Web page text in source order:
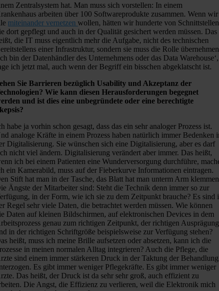
Zentralsystem hat. Man muss sich vorstellen: In einem
arbeiten über 100 Softwareprodukte zusammen. Wenn wir
miteinander vernetzenwollen, hätten wir hunderte von
dort gepflegt und auch in der Qualität gesichert werden müssen. Das
die IT muss eigentlich mehr die Aufgabe, nicht des technischen
einer Infrastruktur, sondern sie muss die Rolle übernehmen
bin der Datenhändler des Unternehmens oder das Data Warehouse‘,
ich jetzt mal, auch wenn der Begriff ein bisschen abgeklatscht ist.
Sie Barrieren bezüglich Usability und Akzeptanz der
Wie kann diesen Herausforderungen begegnet
und ist dies eine unbegründete oder eine berechtigte
habe ja vorhin schon gesagt, dass das ein sehr analoger Prozess ist.
analoge Kräfte in einem Prozess haben natürlich immer Bedenken
Digitalisierung. Sie wünschen sich eine Digitalisierung, aber es darf
nicht viel ändern. Digitalisierung verändert aber immer. Das heißt,
ich bei einem Patienten eine Wunderversorgung durchführe,
ein Kamerabild, muss auf der Fieberkurve Informationen eintragen.
Stift hat man in der Tasche, das Blatt hat man unterm Arm
Ängste der Mitarbeiter sind: Steht die Technik denn immer so zur
in der Form, wie ich sie zu dem Zeitpunkt brauche? Es sind
Regel sehr viele Daten, die betrachtet werden müssen. Wie können
Daten auf kleinen Bildschirmen, auf elektronischen Devices in dem
genau zum richtigen Zeitpunkt, der richtigen Ausprägung
in der richtigen Schriftgröße beispielsweise zur Verfügung stehen?
heißt, muss ich meine Brille aufsetzen oder absetzen, kann ich die
in meinen normalen Alltag integrieren? Auch die Pflege, die
sind einem immer stärkeren Druck in der Taktung der Behandlung
Es gibt immer weniger Pflegekräfte. Es gibt immer weniger
Das heißt, der Druck ist da sehr sehr groß, auch effizient zu
Die Angst, die Effizienz zu verlieren, weil die Elektronik mich